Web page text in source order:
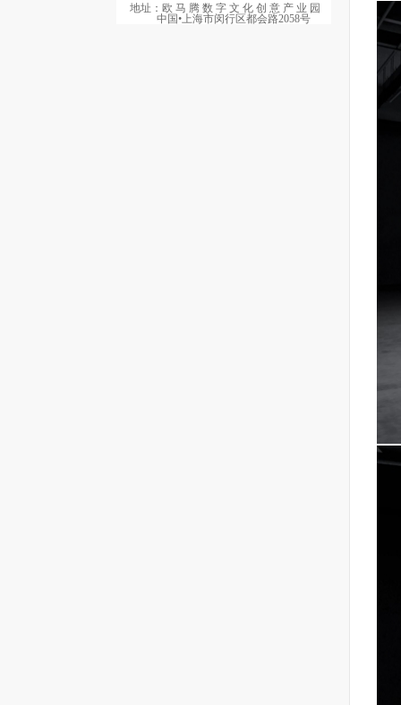
地址： 欧马腾数字文化创意产业园
中国•上海市闵行区都会路2058号